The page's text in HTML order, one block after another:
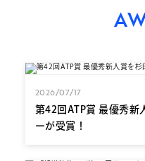
2026/07/17
第42回ATP賞 最優秀新
ーが受賞！